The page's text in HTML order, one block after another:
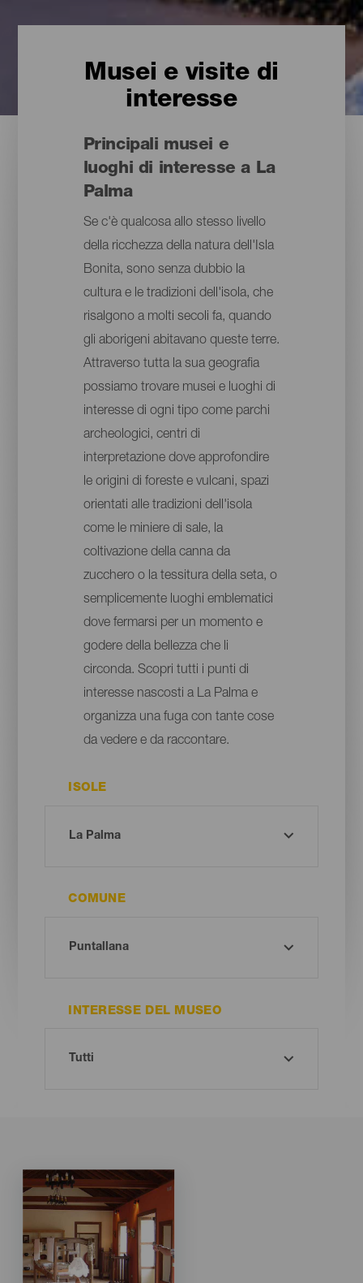
Musei e visite di
interesse
Principali musei e
luoghi di interesse a La
Palma
Se c'è qualcosa allo stesso livello
della ricchezza della natura dell'Isla
Bonita, sono senza dubbio la
cultura e le tradizioni dell'isola, che
risalgono a molti secoli fa, quando
gli aborigeni abitavano queste terre.
Attraverso tutta la sua geografia
possiamo trovare musei e luoghi di
interesse di ogni tipo come parchi
archeologici, centri di
interpretazione dove approfondire
le origini di foreste e vulcani, spazi
orientati alle tradizioni dell'isola
come le miniere di sale, la
coltivazione della canna da
zucchero o la tessitura della seta, o
semplicemente luoghi emblematici
dove fermarsi per un momento e
godere della bellezza che li
circonda. Scopri tutti i punti di
interesse nascosti a La Palma e
organizza una fuga con tante cose
da vedere e da raccontare.
ISOLE
COMUNE
INTERESSE DEL MUSEO
Imagen
Listado
Imagen